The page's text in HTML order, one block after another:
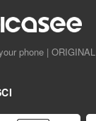
phone | ORIGINAL